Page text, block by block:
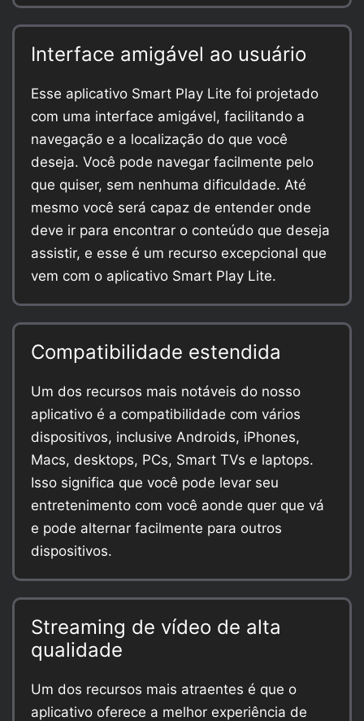
Interface amigável ao usuário
Esse aplicativo Smart Play Lite foi projetado
com uma interface amigável, facilitando a
navegação e a localização do que você
deseja. Você pode navegar facilmente pelo
que quiser, sem nenhuma dificuldade. Até
mesmo você será capaz de entender onde
deve ir para encontrar o conteúdo que deseja
assistir, e esse é um recurso excepcional que
vem com o aplicativo Smart Play Lite.
Compatibilidade estendida
Um dos recursos mais notáveis do nosso
aplicativo é a compatibilidade com vários
dispositivos, inclusive Androids, iPhones,
Macs, desktops, PCs, Smart TVs e laptops.
Isso significa que você pode levar seu
entretenimento com você aonde quer que vá
e pode alternar facilmente para outros
dispositivos.
Streaming de vídeo de alta
qualidade
Um dos recursos mais atraentes é que o
aplicativo oferece a melhor experiência de